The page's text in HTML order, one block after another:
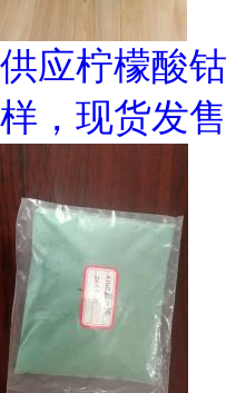
供应柠檬酸
样，现货发